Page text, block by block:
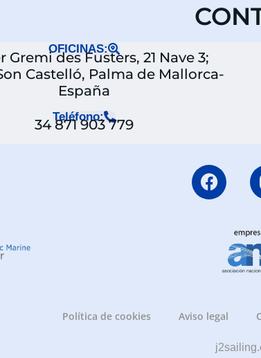
OFICINAS:
Gremi des Fusters, 21 Nave 3;
Castelló, Palma de Mallorca-
España
Teléfono:
34 871 903 779
Política de cookies Aviso legal